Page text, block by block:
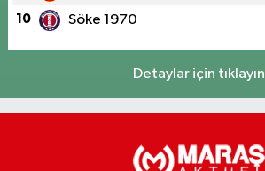
10 Söke 1970
Detaylar için tıklayın